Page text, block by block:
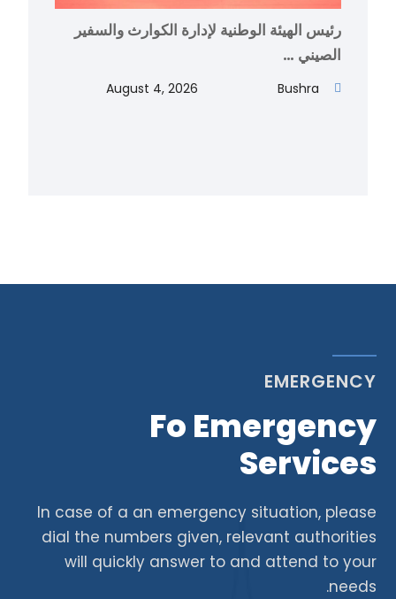
رئيس الهيئة الوطنية لإدارة الكوارث والسفير
الصيني …
Bushra
August 4, 2026
EMERGENCY
Fo Emergency
Services
In case of a an emergency situation, please
dial the numbers given, relevant authorities
will quickly answer to and attend to your
needs.